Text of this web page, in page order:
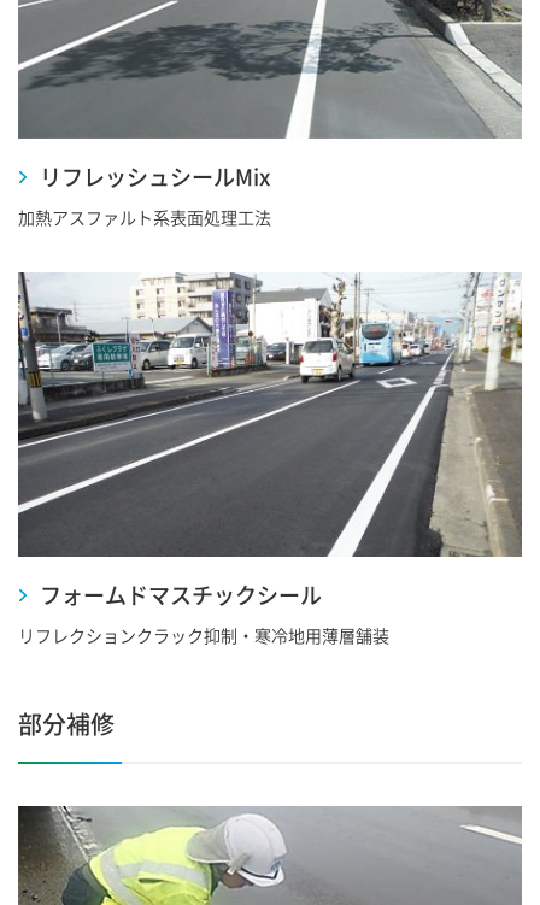
リフレッシュシールMix
加熱アスファルト系表面処理工法
フォームドマスチックシール
リフレクションクラック抑制・寒冷地用薄層舗装
部分補修